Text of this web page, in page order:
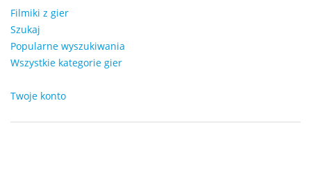
Filmiki z gier
Szukaj
Popularne wyszukiwania
Wszystkie kategorie gier
Twoje konto